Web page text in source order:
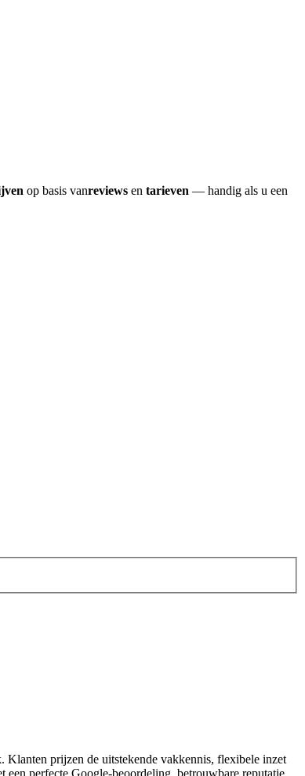
op basis vanreviews en tarieven — handig als u een
prijzen de uitstekende vakkennis, flexibele inzet
perfecte Google‑beoordeling, betrouwbare reputatie